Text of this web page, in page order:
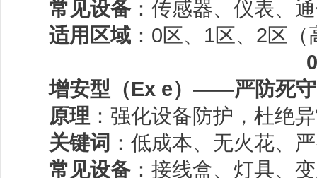
常见设备：传感器、仪表、
适用区域 ：0区、1区、2区
增安型（Ex e）——严防死守
原理 ：强化设备防护，杜绝
关键词 ：低成本、无火花、
常见设备：接线盒、灯具、